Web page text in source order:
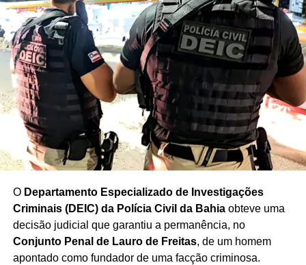
Foto: divulgação
A violência se espalhou por outras áreas da cidade.No
domingo à tarde, uma mulher foi agredida durante
uma tentativa de assalto na Avenida Anita Garibaldi,
próximo ao Hospital Mater Dei. O criminoso perseguiu e
imobilizou a vítima, tentando roubar o celular. A ação foi
interrompida por testemunhas que passavam de carro e
O Departamento Especializado de Investigações
Criminais (DEIC) da Polícia Civil da Bahiaobteve uma
decisão judicial que garantiu a permanência, no
Conjunto Penal de Lauro de Freitas, de um homem
apontado como fundador de uma facção criminosa.